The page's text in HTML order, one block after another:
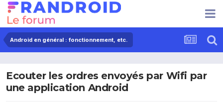
Android en général : fonctionnement, etc.
Ecouter les ordres envoyés par Wifi par
une application Android